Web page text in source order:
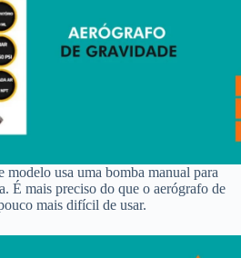
modelo usa uma bomba manual para
É mais preciso do que o aerógrafo de
mais difícil de usar.